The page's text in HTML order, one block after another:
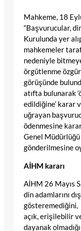
Mahkeme, 18
“Başvurucular,
Kurulunda yer
mahkemeler
nedeniyle
örgütlenme
görüşünde
atıfta bulunarak
edildiğine’ karar
uğrayan
ödenmesine
Genel Müdürlüğü
gönderilmesine
AİHM kararı
AİHM 26 Mayıs
din adamlarını
gösteremediğini,
açık, erişilebilir
dayanak